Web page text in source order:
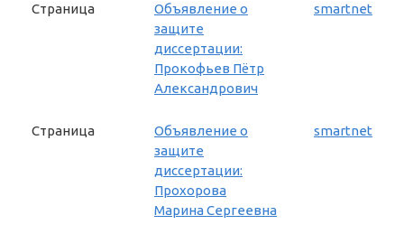
Страница
Объявление о
защите
диссертации:
Прокофьев Пётр
Александрович
smartnet
Страница
Объявление о
защите
диссертации:
Прохорова
Марина Сергеевна
smartnet